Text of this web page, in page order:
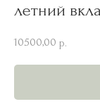
летний
10500,00 р.